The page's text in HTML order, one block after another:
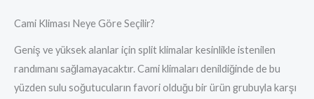
Cami Kliması Neye Göre Seçilir?
Geniş ve yüksek alanlar için split klimalar kesinlikle istenilen
randımanı sağlamayacaktır. Cami klimaları denildiğinde de bu
yüzden sulu soğutucuların favori olduğu bir ürün grubuyla karşı